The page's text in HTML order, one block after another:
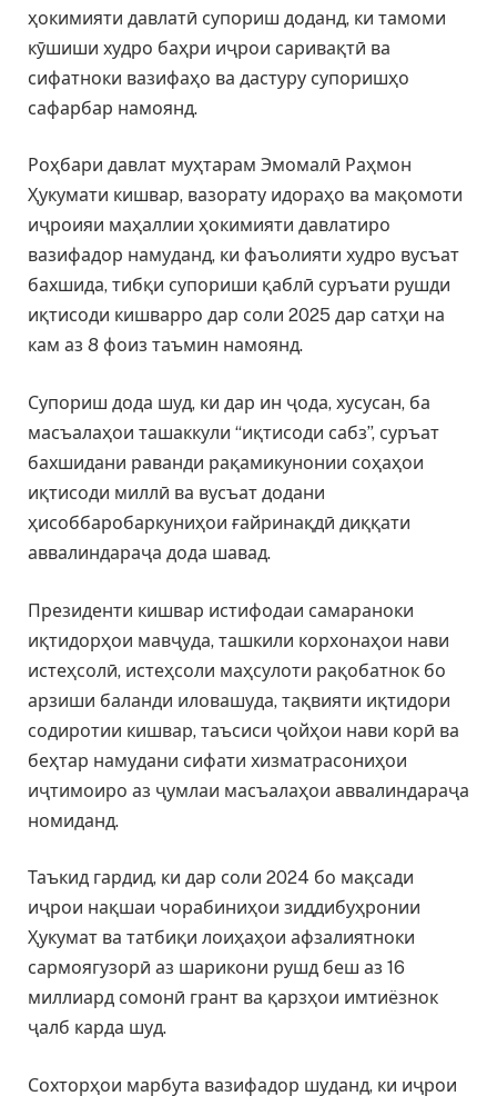
ҳокимияти давлатӣ супориш доданд, ки тамоми
кӯшиши худро баҳри иҷрои саривақтӣ ва
сифатноки вазифаҳо ва дастуру супоришҳо
сафарбар намоянд.
Роҳбари давлат муҳтарам Эмомалӣ Раҳмон
Ҳукумати кишвар, вазорату идораҳо ва мақомоти
иҷроияи маҳаллии ҳокимияти давлатиро
вазифадор намуданд, ки фаъолияти худро вусъат
бахшида, тибқи супориши қаблӣ суръати рушди
иқтисоди кишварро дар соли 2025 дар сатҳи на
кам аз 8 фоиз таъмин намоянд.
Супориш дода шуд, ки дар ин ҷода, хусусан, ба
масъалаҳои ташаккули “иқтисоди сабз”, суръат
бахшидани раванди рақамикунонии соҳаҳои
иқтисоди миллӣ ва вусъат додани
ҳисоббаробаркуниҳои ғайринақдӣ диққати
аввалиндараҷа дода шавад.
Президенти кишвар истифодаи самараноки
иқтидорҳои мавҷуда, ташкили корхонаҳои нави
истеҳсолӣ, истеҳсоли маҳсулоти рақобатнок бо
арзиши баланди иловашуда, тақвияти иқтидори
содиротии кишвар, таъсиси ҷойҳои нави корӣ ва
беҳтар намудани сифати хизматрасониҳои
иҷтимоиро аз ҷумлаи масъалаҳои аввалиндараҷа
номиданд.
Таъкид гардид, ки дар соли 2024 бо мақсади
иҷрои нақшаи чорабиниҳои зиддибуҳронии
Ҳукумат ва татбиқи лоиҳаҳои афзалиятноки
сармоягузорӣ аз шарикони рушд беш аз 16
миллиард сомонӣ грант ва қарзҳои имтиёзнок
ҷалб карда шуд.
Сохторҳои марбута вазифадор шуданд, ки иҷрои